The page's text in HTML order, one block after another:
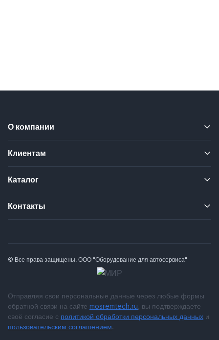
О компании
Клиентам
Каталог
Контакты
© Все права защищены. ООО "Оборудование для автосервиса"
Отправляя свои персональные данные через любые формы
обратной связи на сайте mosremtech.ru , вы подтверждаете
своё согласие с политикой обработки персональных данных и
пользовательским соглашением.